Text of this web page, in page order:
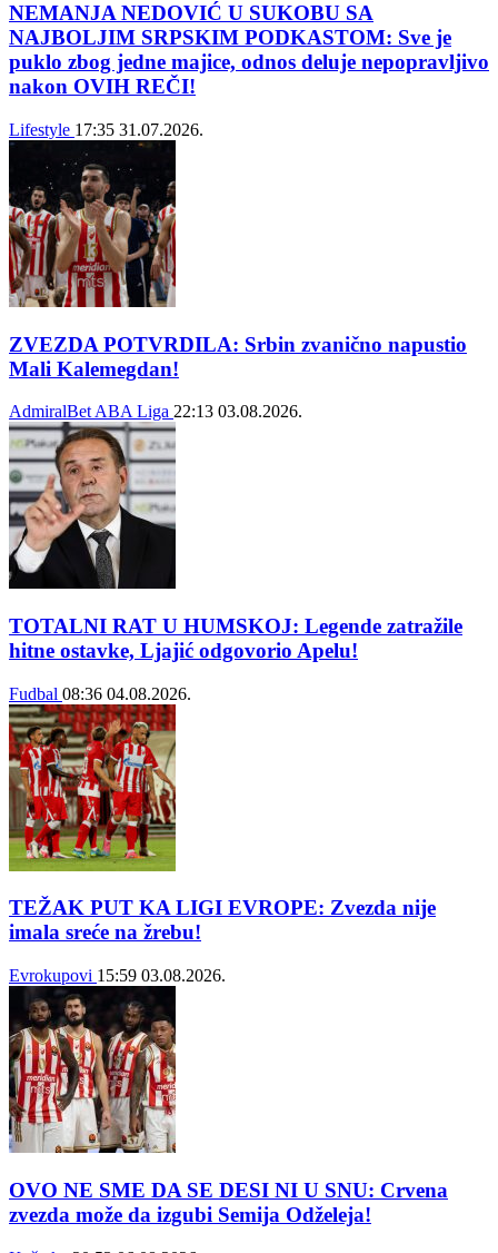
NEMANJA NEDOVIĆ U SUKOBU SA
NAJBOLJIM SRPSKIM PODKASTOM: Sve je
puklo zbog jedne majice, odnos deluje nepopravljivo
nakon OVIH REČI!
Lifestyle 17:35 31.07.2026.
ZVEZDA POTVRDILA: Srbin zvanično napustio
Mali Kalemegdan!
AdmiralBet ABA Liga 22:13 03.08.2026.
TOTALNI RAT U HUMSKOJ: Legende zatražile
hitne ostavke, Ljajić odgovorio Apelu!
Fudbal 08:36 04.08.2026.
TEŽAK PUT KA LIGI EVROPE: Zvezda nije
imala sreće na žrebu!
Evrokupovi 15:59 03.08.2026.
OVO NE SME DA SE DESI NI U SNU: Crvena
zvezda može da izgubi Semija Odželeja!